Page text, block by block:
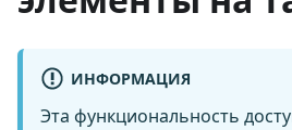
ИНФОРМАЦИЯ
Эта функциональность